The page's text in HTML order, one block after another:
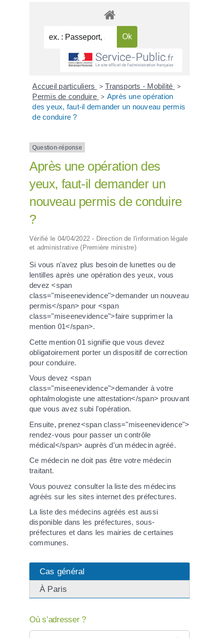
Accueil particuliers > Transports - Mobilité >
Permis de conduire > Après une opération
des yeux, faut-il demander un nouveau permis
de conduire ?
Question-réponse
Après une opération des
yeux, faut-il demander un
nouveau permis de conduire
?
Vérifié le 04/04/2022 - Direction de l'information légale
et administrative (Première ministre)
Si vous n'avez plus besoin de lunettes ou de
lentilles après une opération des yeux, vous
devez <span
class="miseenevidence">demander un nouveau
permis</span> pour <span
class="miseenevidence">faire supprimer la
mention 01</span>.
Cette mention 01 signifie que vous devez
obligatoirement porter un dispositif de correction
pour conduire.
Vous devez <span
class="miseenevidence">demander à votre
ophtalmologiste une attestation</span> prouvant
que vous avez subi l'opération.
Ensuite, prenez<span class="miseenevidence">
rendez-vous pour passer un contrôle
médical</span> auprès d'un médecin agréé.
Ce médecin ne doit pas être votre médecin
traitant.
Vous pouvez consulter la liste des médecins
agréés sur les sites internet des préfectures.
La liste des médecins agréés est aussi
disponible dans les préfectures, sous-
préfectures et dans les mairies de certaines
communes.
Cas général
À Paris
Où s’adresser ?